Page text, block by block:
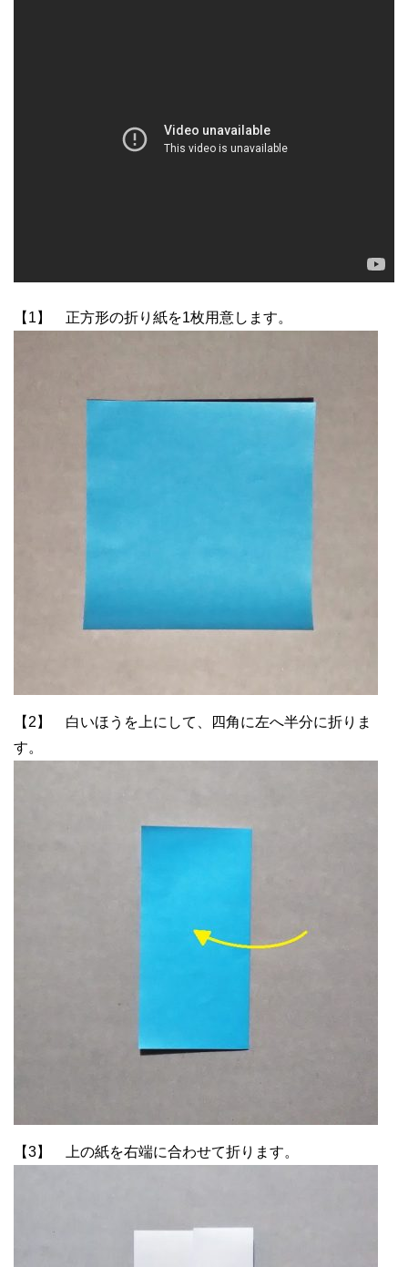
【1】 正方形の折り紙を1枚用意します。
【2】 白いほうを上にして、四角に左へ半分に折りま
す。
【3】 上の紙を右端に合わせて折ります。